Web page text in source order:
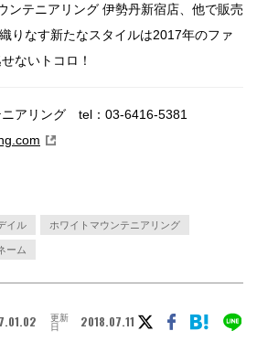
ンテニアリング 伊勢丹新宿店、他で販売
りなす新たなスタイルは2017年のファ
ないトコロ！
ニアリング tel：03-6416-5381
イル ホワイトマウンテニアリング
ーム
更新
日 2018.07.11